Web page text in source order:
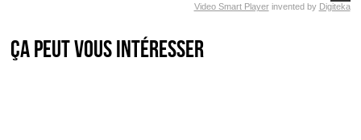
Video Smart Playerinvented by Digiteka
Ça peut vous intéresser